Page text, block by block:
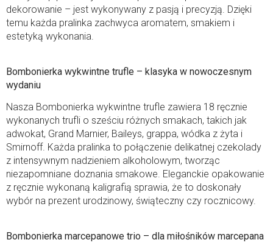
dekorowanie – jest wykonywany z pasją i precyzją. Dzięki
temu każda pralinka zachwyca aromatem, smakiem i
estetyką wykonania.
Bombonierka wykwintne trufle – klasyka w nowoczesnym
wydaniu
Nasza Bombonierka wykwintne trufle zawiera 18 ręcznie
wykonanych trufli o sześciu różnych smakach, takich jak
adwokat, Grand Marnier, Baileys, grappa, wódka z żyta i
Smirnoff. Każda pralinka to połączenie delikatnej czekolady
z intensywnym nadzieniem alkoholowym, tworząc
niezapomniane doznania smakowe. Eleganckie opakowanie
z ręcznie wykonaną kaligrafią sprawia, że to doskonały
wybór na prezent urodzinowy, świąteczny czy rocznicowy.
Bombonierka marcepanowe trio – dla miłośników marcepana